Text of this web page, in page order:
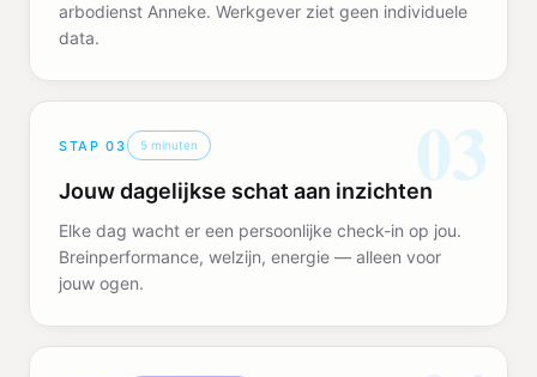
arbodienst Anneke. Werkgever ziet geen individuele
data.
03
STAP03 5 minuten
Jouw dagelijkse schat aan inzichten
Elke dag wacht er een persoonlijke check-in op jou.
Breinperformance, welzijn, energie — alleen voor
jouw ogen.